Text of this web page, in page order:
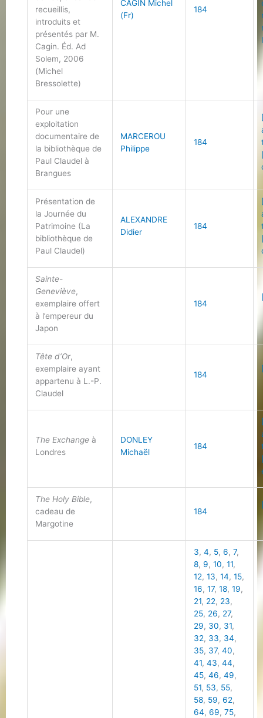
recueillis,
introduits et
présentés par M.
Cagin. Éd. Ad
Solem, 2006
(Michel
Bressolette)
CAGIN Michel
(Fr)
184
Pour une
exploitation
documentaire de
la bibliothèque de
Paul Claudel à
Brangues
MARCEROU
Philippe
184
Présentation de
la Journée du
Patrimoine (La
bibliothèque de
Paul Claudel)
ALEXANDRE
Didier
184
Sainte-
Geneviève,
exemplaire offert
à l’empereur du
Japon
184
Tête d’Or,
exemplaire ayant
appartenu à L.-P.
Claudel
184
The Exchange à
Londres
DONLEY
Michaël
184
The Holy Bible,
cadeau de
Margotine
184
3,4, 5,6,7,
8, 9,10,11,
12,13,14,15,
16,17,18,19,
21, 22, 23,
25, 26, 27,
29, 30, 31,
32, 33, 34,
35, 37,40,
41,43,44,
45,46,49,
51, 53, 55,
58, 59,62,
64,69,75,